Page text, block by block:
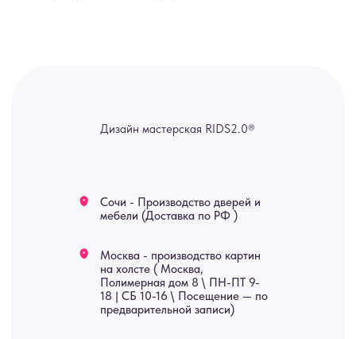
Услуги
А еще мы делаем
изделия на заказ